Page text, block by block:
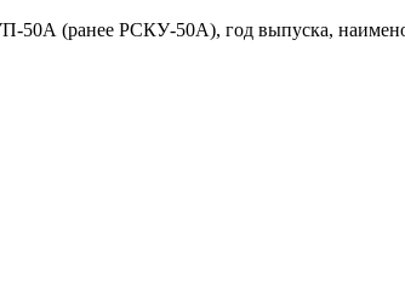
50А (ранее РСКУ-50А), год выпуска,